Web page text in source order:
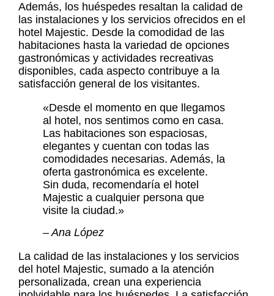
Además, los huéspedes resaltan la calidad de
las instalaciones y los servicios ofrecidos en el
hotel Majestic. Desde la comodidad de las
habitaciones hasta la variedad de opciones
gastronómicas y actividades recreativas
disponibles, cada aspecto contribuye a la
satisfacción general de los visitantes.
«Desde el momento en que llegamos
al hotel, nos sentimos como en casa.
Las habitaciones son espaciosas,
elegantes y cuentan con todas las
comodidades necesarias. Además, la
oferta gastronómica es excelente.
Sin duda, recomendaría el hotel
Majestic a cualquier persona que
visite la ciudad.»
– Ana López
La calidad de las instalaciones y los servicios
del hotel Majestic, sumado a la atención
personalizada, crean una experiencia